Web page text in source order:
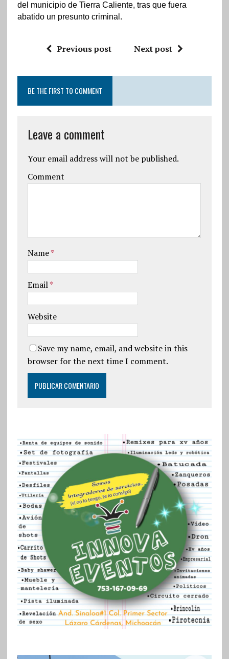
del municipio de Tierra Caliente, tras que fuera
abatido un presunto criminal.
Previous post Next post
BE THE FIRST TO COMMENT
Leave a comment
Your email address will not be published.
Comment
Name*
Email*
Website
Save my name, email, and website in this
browser for the next time I comment.